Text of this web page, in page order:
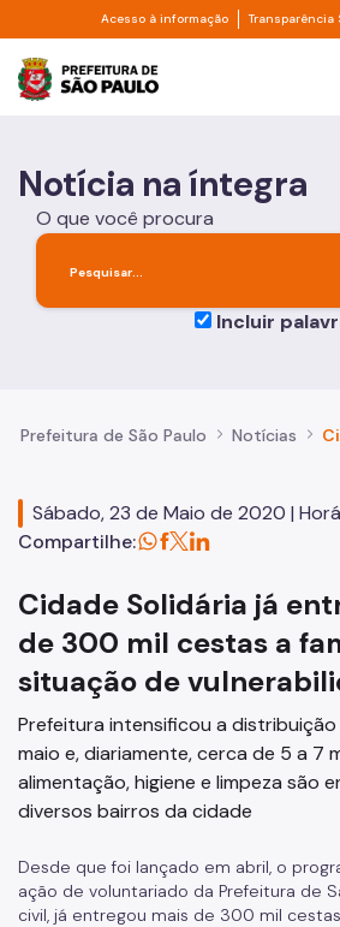
Pular para o Conteúdo principal
Acesso à informação Divisor de
Transparência
Prefeitura de
Notícia na íntegra
O que você procura
Incluir
Prefeitura de São Paulo Notícias
Sábado, 23 de Maio de 2020 |
Compartilhe:
Cidade Solidária já
de 300 mil cestas a
situação de
Prefeitura intensificou a
maio e, diariamente, cerca de 5 a 7
alimentação, higiene e limpeza são
diversos bairros da cidade
Desde que foi lançado em abril, o
ação de voluntariado da Prefeitura de
civil, já entregou mais de 300 mil